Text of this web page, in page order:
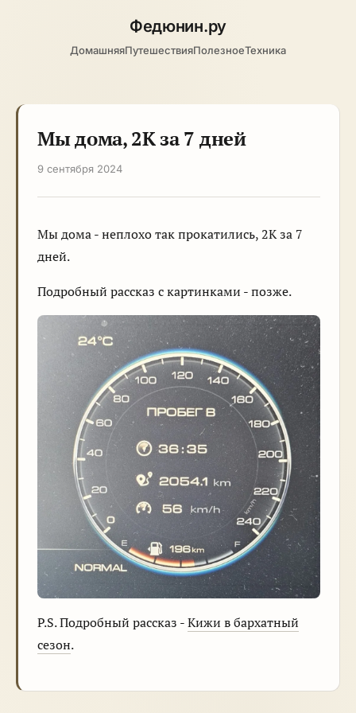
Федюнин.ру
ДомашняяПутешествияПолезноеТехника
Мы дома, 2К за 7 дней
9 сентября 2024
Мы дома - неплохо так прокатились, 2К за 7
дней.
Подробный рассказ с картинками - позже.
P.S. Подробный рассказ -Кижи в бархатный
сезон.